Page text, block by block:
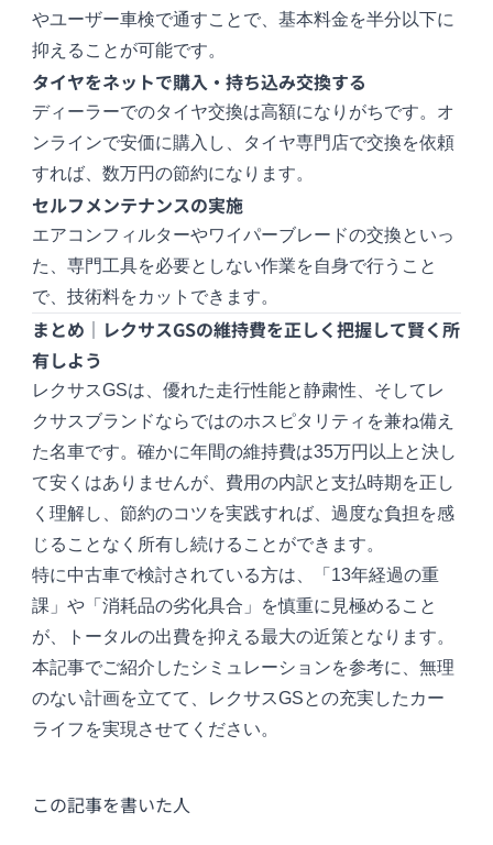
やユーザー車検で通すことで、基本料金を半分以下に
抑えることが可能です。
タイヤをネットで購入・持ち込み交換する
ディーラーでのタイヤ交換は高額になりがちです。オ
ンラインで安価に購入し、タイヤ専門店で交換を依頼
すれば、数万円の節約になります。
セルフメンテナンスの実施
エアコンフィルターやワイパーブレードの交換といっ
た、専門工具を必要としない作業を自身で行うこと
で、技術料をカットできます。
まとめ｜レクサスGSの維持費を正しく把握して賢く所
有しよう
レクサスGSは、優れた走行性能と静粛性、そしてレ
クサスブランドならではのホスピタリティを兼ね備え
た名車です。確かに年間の維持費は35万円以上と決し
て安くはありませんが、費用の内訳と支払時期を正し
く理解し、節約のコツを実践すれば、過度な負担を感
じることなく所有し続けることができます。
特に中古車で検討されている方は、「13年経過の重
課」や「消耗品の劣化具合」を慎重に見極めること
が、トータルの出費を抑える最大の近策となります。
本記事でご紹介したシミュレーションを参考に、無理
のない計画を立てて、レクサスGSとの充実したカー
ライフを実現させてください。
この記事を書いた人